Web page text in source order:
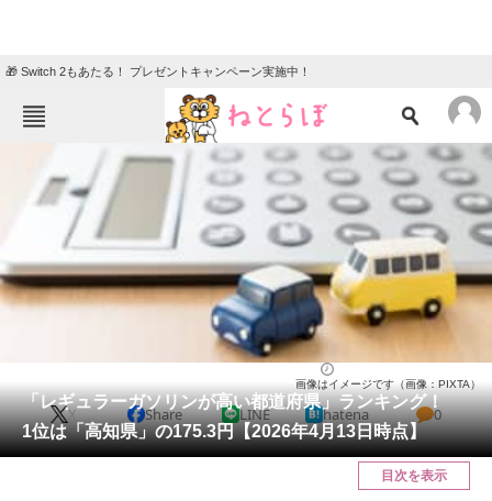
🎁 Switch 2もあたる！ プレゼントキャンペーン実施中！
ねとらぼメニュー
ニュース
クイズ
グルメ 地域
住まい 教育・育児
リサーチ
会員記事
メディア
「レギュラーガソリンが高い都道府県」ランキング！
1位は「高知県」の175.3円【2026年4月13日時点】
画像はイメージです（画像：PIXTA）
X Share LINE hatena 0
目次を表示